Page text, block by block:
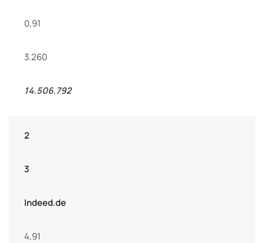
0,91
3.260
14.506.792
2
3
Indeed.de
4,91